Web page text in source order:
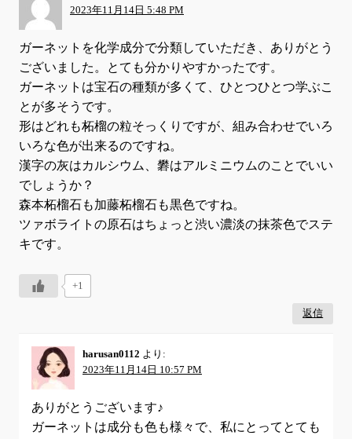
2023年11月14日 5:48 PM
ガーネットを化学成分で分類していただき、ありがとう
ございました。とても分かりやすかったです。
ガーネットは宝石の種類が多くて、ひとつひとつ学ぶこ
とが多そうです。
形はどれも柘榴の粒そっくりですが、組み合わせでいろ
いろな色が出来るのですね。
漢字の灰はカルシウム、礬はアルミニウムのことでいい
でしょうか？
森本柘榴石も加藤柘榴石も黒色ですね。
ツァボライトの原石はちょっと渋い濃淡の抹茶色でステ
キです。
+1
返信
harusan0112 より:
2023年11月14日 10:57 PM
ありがとうございます♪
ガーネットは成分も色も様々で、私にとってとても